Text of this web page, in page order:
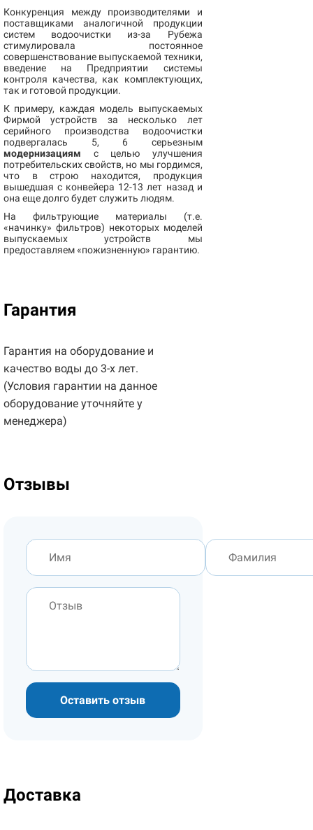
Конкуренция между производителями и
поставщиками аналогичной продукции
систем водоочистки из-за Рубежа
стимулировала постоянное
совершенствование выпускаемой техники,
введение на Предприятии системы
контроля качества, как комплектующих,
так и готовой продукции.
К примеру, каждая модель выпускаемых
Фирмой устройств за несколько лет
серийного производства водоочистки
подвергалась 5, 6 серьезным
модернизациям с целью улучшения
потребительских свойств, но мы гордимся,
что в строю находится, продукция
вышедшая с конвейера 12-13 лет назад и
она еще долго будет служить людям.
На фильтрующие материалы (т.е.
«начинку» фильтров) некоторых моделей
выпускаемых устройств мы
предоставляем «пожизненную» гарантию.
Гарантия
Гарантия на оборудование и
качество воды до 3-х лет.
(Условия гарантии на данное
оборудование уточняйте у
менеджера)
Отзывы
Оставить отзыв
Доставка